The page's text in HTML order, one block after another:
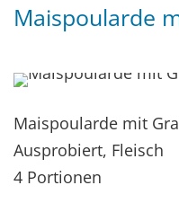
Maispoularde
Maispoularde mit
Ausprobiert, Fleisch
4 Portionen